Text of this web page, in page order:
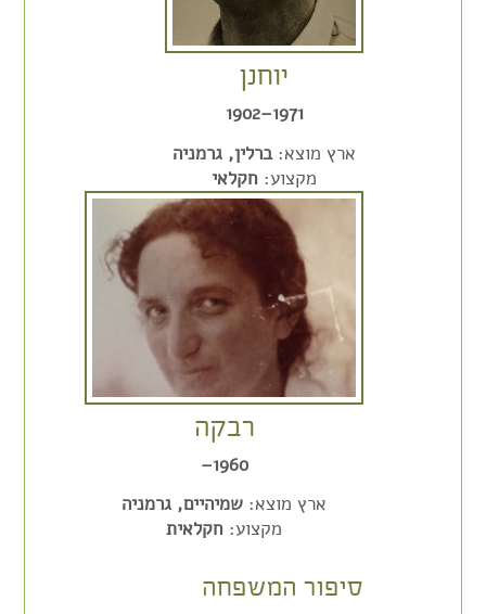
יוחנן
1971–1902
ארץ מוצא:ברלין, גרמניה
מקצוע: חקלאי
רבקה
1960–
ארץ מוצא: שמיהיים, גרמניה
מקצוע: חקלאית
סיפור המשפחה